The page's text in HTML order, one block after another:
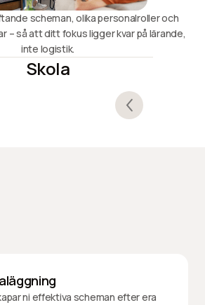
scheman, olika personalroller och
– så att ditt fokus ligger kvar på lärande,
inte logistik.
Skola
ni effektiva scheman efter era